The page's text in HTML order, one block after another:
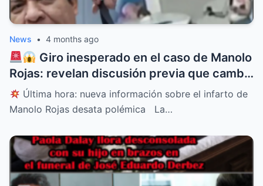
News • 4 months ago
Giro inesperado en el caso de Manolo
Rojas: revelan discusión previa que cambia
todoÚltima hora: nueva información sobre el infarto de
Manolo Rojas desata polémica La…